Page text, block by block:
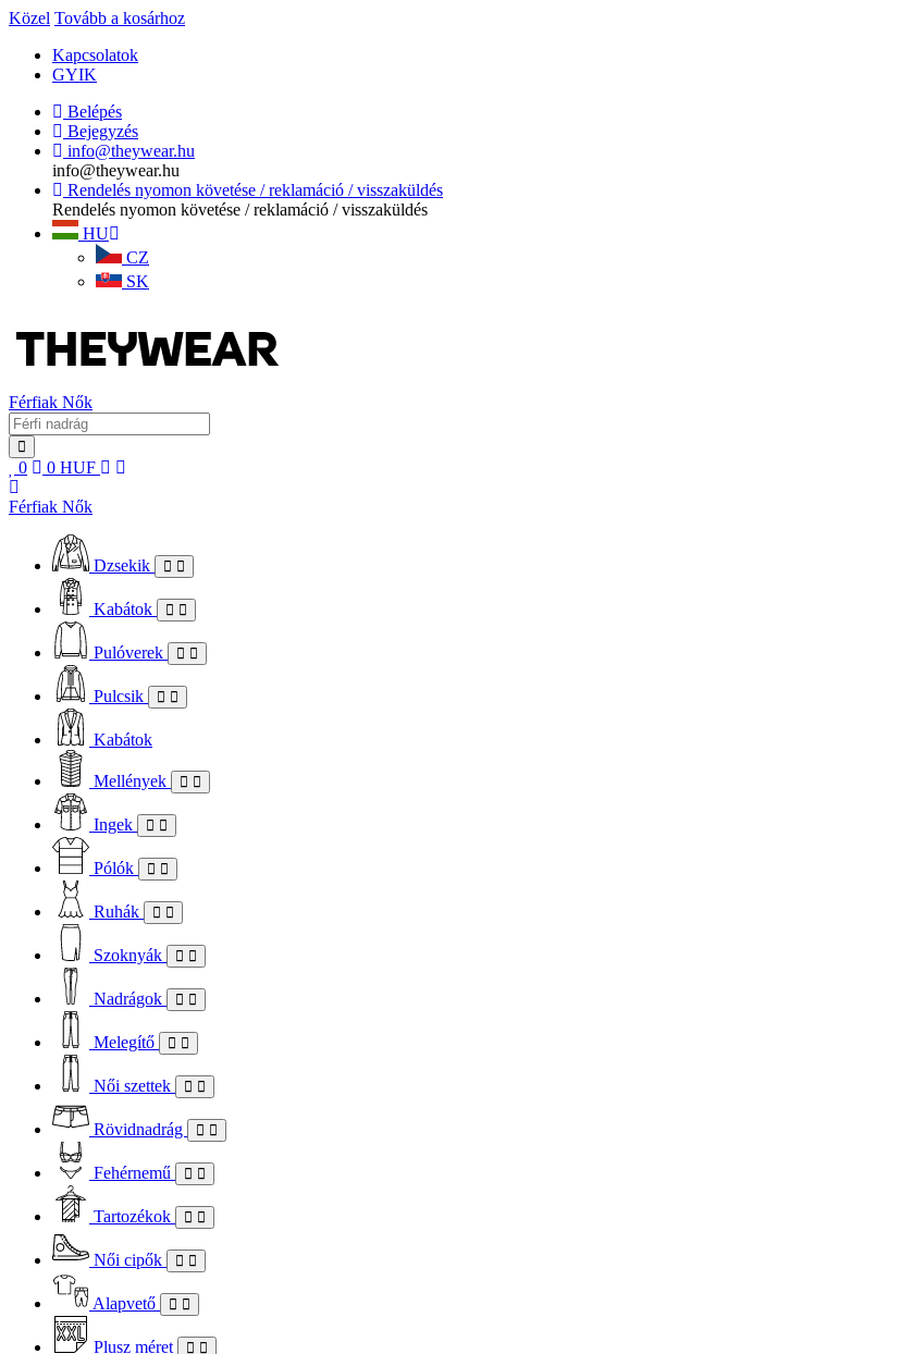
Közel Tovább a kosárhoz
Kapcsolatok
GYIK
Belépés
Bejegyzés
info@theywear.hu
info@theywear.hu
Rendelés nyomon követése / reklamáció / visszaküldés
Rendelés nyomon követése / reklamáció / visszaküldés
HU
CZ
SK
Férfiak Nők
0 0 HUF
Férfiak Nők
Dzsekik
Kabátok
Pulóverek
Pulcsik
Kabátok
Mellények
Ingek
Pólók
Ruhák
Szoknyák
Nadrágok
Melegítő
Női szettek
Rövidnadrág
Fehérnemű
Tartozékok
Női cipők
Alapvető
Plusz méret